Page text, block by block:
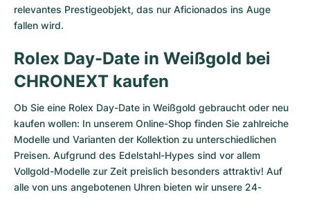
relevantes Prestigeobjekt, das nur Aficionados ins Auge
fallen wird.
Rolex Day-Date in Weißgold bei
CHRONEXT kaufen
Ob Sie eine Rolex Day-Date in Weißgold gebraucht oder neu
kaufen wollen: In unserem Online-Shop finden Sie zahlreiche
Modelle und Varianten der Kollektion zu unterschiedlichen
Preisen. Aufgrund des Edelstahl-Hypes sind vor allem
Vollgold-Modelle zur Zeit preislich besonders attraktiv! Auf
alle von uns angebotenen Uhren bieten wir unsere 24-